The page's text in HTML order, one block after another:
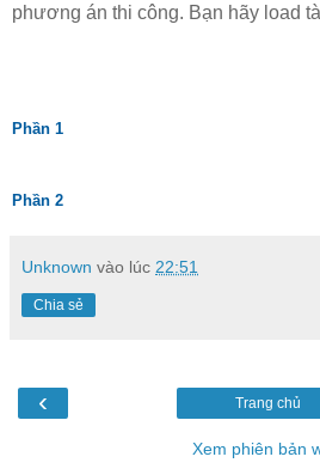
phương án thi công. Bạn hãy load
Phần 1
Phần 2
Unknown vào lúc 22:51
Chia sẻ
‹ Trang chủ
Xem phiên bản